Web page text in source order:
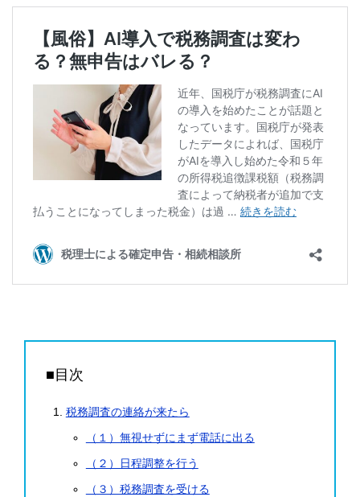
■目次
税務調査の連絡が来たら
（１）無視せずにまず電話に出る
（２）日程調整を行う
（３）税務調査を受ける